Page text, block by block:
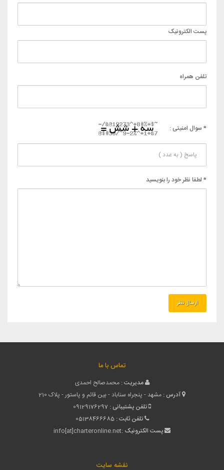
پست الکترونیک
تلفن همراه
* سوال امنیتی :
* لطفا نظر خود را بنویسید
تماس با ما
مدیریت : محمدصالح احمدی
آدرس : مشهد - پنجراه سناباد - بین قائم و پاستور - پلاک 210
تلفن پشتیبانی : 09129176297
تلفن ثابت : 05138466685
پست الکترونیک :info[at]charteronline.net
نقشه سایت